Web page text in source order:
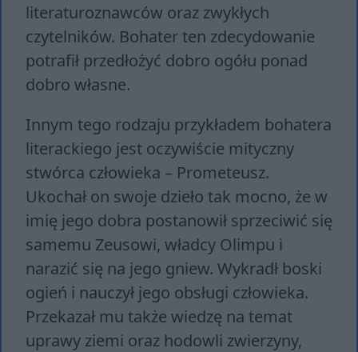
literaturoznawców oraz zwykłych
czytelników. Bohater ten zdecydowanie
potrafił przedłożyć dobro ogółu ponad
dobro własne.
Innym tego rodzaju przykładem bohatera
literackiego jest oczywiście mityczny
stwórca człowieka – Prometeusz.
Ukochał on swoje dzieło tak mocno, że w
imię jego dobra postanowił sprzeciwić się
samemu Zeusowi, władcy Olimpu i
narazić się na jego gniew. Wykradł boski
ogień i nauczył jego obsługi człowieka.
Przekazał mu także wiedzę na temat
uprawy ziemi oraz hodowli zwierzyny,